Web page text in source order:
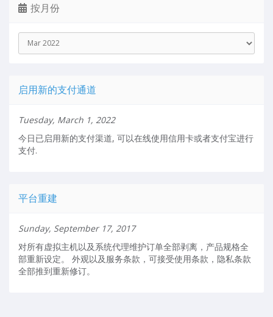
按月份
启用新的支付通道
Tuesday, March 1, 2022
今日已启用新的支付渠道, 可以在线使用信用卡或者支付宝进行
支付.
平台重建
Sunday, September 17, 2017
对所有虚拟主机以及系统代理维护订单全部剥离，产品规格全
部重新设定。 外观以及服务条款，可接受使用条款，隐私条款
全部推到重新修订。